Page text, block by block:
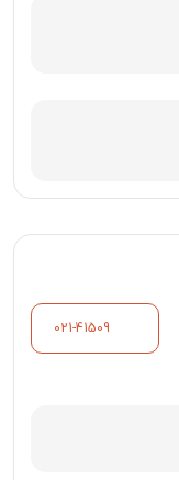
021-41509